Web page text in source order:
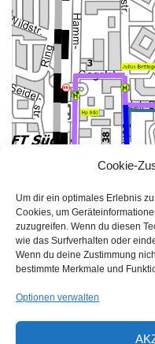
Cookie-
Um dir ein optimales Erlebnis
Cookies, um
zuzugreifen. Wenn du diesen
wie das Surfverhalten oder
Wenn du deine Zustimmung
bestimmte Merkmale und
Optionen verwalten